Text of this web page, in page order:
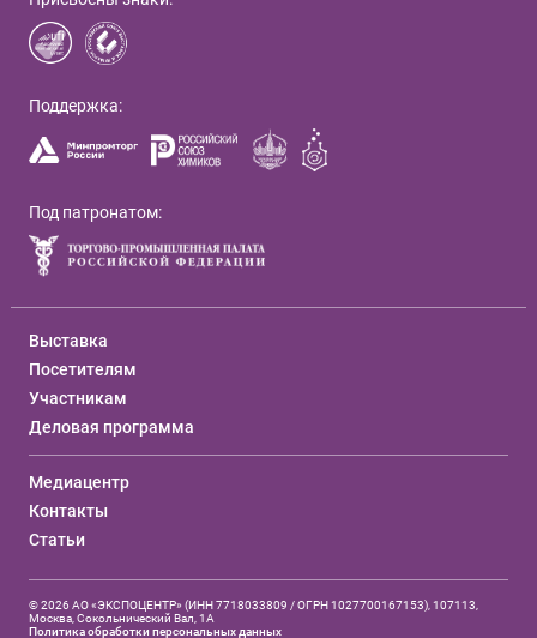
Поддержка:
Под патронатом:
Выставка
Посетителям
Участникам
Деловая программа
Медиацентр
Контакты
Статьи
© 2026 АО «ЭКСПОЦЕНТР» (ИНН 7718033809 / ОГРН 1027700167153), 107113,
Москва, Сокольнический Вал, 1А
Политика обработки персональных данных